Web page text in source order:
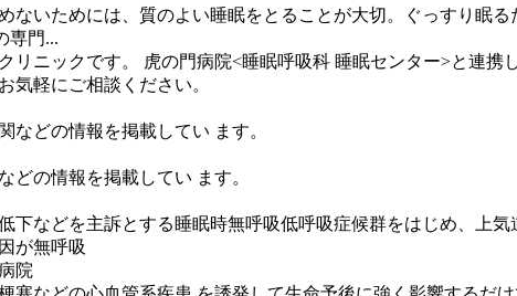
いためには、質のよい睡眠をとることが大切。ぐっすり眠る
専門...
ニックです。 虎の門病院<睡眠呼吸科 睡眠センター>と連携
気軽にご相談ください。
などの情報を掲載してい ます。
どの情報を掲載してい ます。
などを主訴とする睡眠時無呼吸低呼吸症候群をはじめ、上
が無呼吸
院